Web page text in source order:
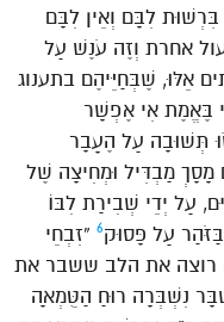
לִבָּם וְאֵין לִבָּם
אחרת וְזֶה עֹנֶשׁ עַל
אֵלּוּ, שֶׁבְּחַיֵּיהֶם בתענוג
בֶּאֱמֶת אִי אֶפְשָׁר
תְּשׁוּבָה עַל הֶעָבָר
מַבְדִּיל וּמְחִיצָה שֶׁל
עַל יְדֵי שְׁבִירַת לִבּוֹ
עַל פָּסוּק6 “זִבְחֵי
רוצה את הלב ששבר את
נִשְׁבְּרָה רוּחַ הַטֻּמְאָה